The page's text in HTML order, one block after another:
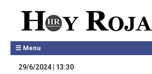
☰ Menu
29/6/2024 | 13:30